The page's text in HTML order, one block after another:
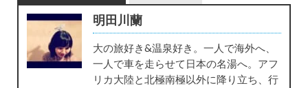
明田川蘭
大の旅好き&温泉好き。一人で海外へ、
一人で車を走らせて日本の名湯へ。アフ
リカ大陸と北極南極以外に降り立ち、行